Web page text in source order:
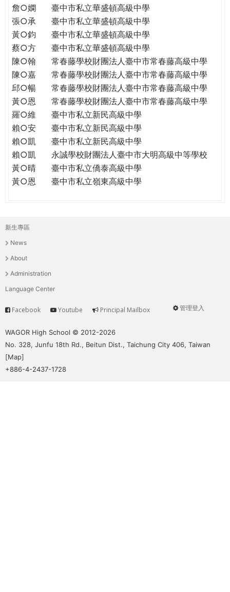
詹○嫻
臺中市私立華盛頓高級中學
張○承
臺中市私立華盛頓高級中學
黃○鈞
臺中市私立華盛頓高級中學
蔡○方
臺中市私立華盛頓高級中學
陳○翰
常春藤學校財團法人臺中市常春藤高級中學
陳○嘉
常春藤學校財團法人臺中市常春藤高級中學
邱○暢
常春藤學校財團法人臺中市常春藤高級中學
黃○恩
常春藤學校財團法人臺中市常春藤高級中學
羅○維
臺中市私立新民高級中學
賴○安
臺中市私立新民高級中學
賴○凱
臺中市私立新民高級中學
賴○凱
永誠學校財團法人臺中市大明高級中等學校
黃○晴
臺中市私立僑泰高級中學
黃○恩
臺中市私立嶺東高級中學
主
選
單
新生專區
News
About
Administration
Language Center
User
管理登入
Service
Facebook Youtube Principal Mailbox
WAGOR High School © 2012-2026
No. 328, Junfu 18th Rd., Beitun Dist., Taichung City 406, Taiwan
[Map]
+886-4-2437-1728